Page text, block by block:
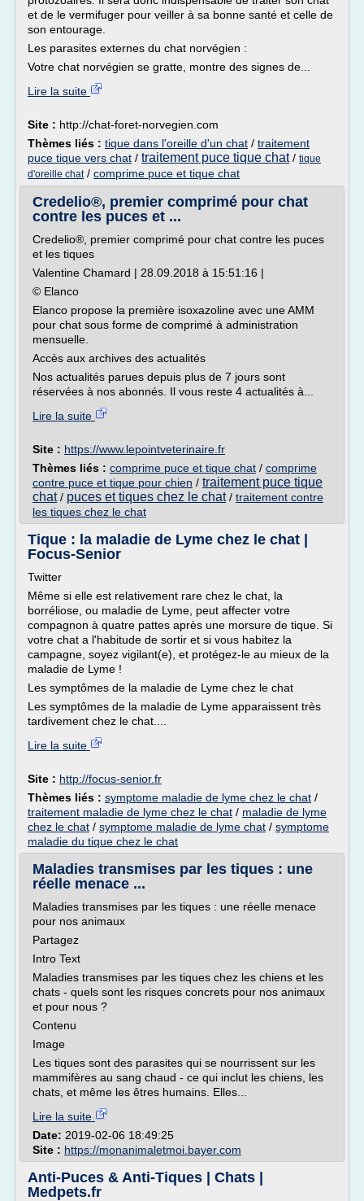
et de le vermifuger pour veiller à sa bonne santé et celle de
son entourage.
Les parasites externes du chat norvégien :
Votre chat norvégien se gratte, montre des signes de...
Lire la suite
Site : http://chat-foret-norvegien.com
Thèmes liés : tique dans l'oreille d'un chat / traitement
puce tique vers chat / traitement puce tique chat/ tique
d'oreille chat/ comprime puce et tique chat
Credelio®, premier comprimé pour chat
contre les puces et ...
Credelio®, premier comprimé pour chat contre les puces
et les tiques
Valentine Chamard | 28.09.2018 à 15:51:16 |
© Elanco
Elanco propose la première isoxazoline avec une AMM
pour chat sous forme de comprimé à administration
mensuelle.
Accès aux archives des actualités
Nos actualités parues depuis plus de 7 jours sont
réservées à nos abonnés. Il vous reste 4 actualités à...
Lire la suite
Site : https://www.lepointveterinaire.fr
Thèmes liés : comprime puce et tique chat / comprime
contre puce et tique pour chien / traitement puce tique
chat/ puces et tiques chez le chat/ traitement contre
les tiques chez le chat
Tique : la maladie de Lyme chez le chat |
Focus-Senior
Twitter
Même si elle est relativement rare chez le chat, la
borréliose, ou maladie de Lyme, peut affecter votre
compagnon à quatre pattes après une morsure de tique. Si
votre chat a l'habitude de sortir et si vous habitez la
campagne, soyez vigilant(e), et protégez-le au mieux de la
maladie de Lyme !
Les symptômes de la maladie de Lyme chez le chat
Les symptômes de la maladie de Lyme apparaissent très
tardivement chez le chat....
Lire la suite
Site : http://focus-senior.fr
Thèmes liés : symptome maladie de lyme chez le chat /
traitement maladie de lyme chez le chat / maladie de lyme
chez le chat / symptome maladie de lyme chat / symptome
maladie du tique chez le chat
Maladies transmises par les tiques : une
réelle menace ...
Maladies transmises par les tiques : une réelle menace
pour nos animaux
Partagez
Intro Text
Maladies transmises par les tiques chez les chiens et les
chats - quels sont les risques concrets pour nos animaux
et pour nous ?
Contenu
Image
Les tiques sont des parasites qui se nourrissent sur les
mammifères au sang chaud - ce qui inclut les chiens, les
chats, et même les êtres humains. Elles...
Lire la suite
Date: 2019-02-06 18:49:25
Site : https://monanimaletmoi.bayer.com
Anti-Puces & Anti-Tiques | Chats |
Medpets.fr